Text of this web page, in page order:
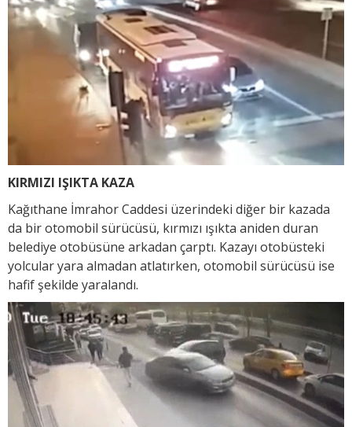
KIRMIZI IŞIKTA KAZA
Kağıthane İmrahor Caddesi üzerindeki diğer bir kazada
da bir otomobil sürücüsü, kırmızı ışıkta aniden duran
belediye otobüsüne arkadan çarptı. Kazayı otobüsteki
yolcular yara almadan atlatırken, otomobil sürücüsü ise
hafif şekilde yaralandı.